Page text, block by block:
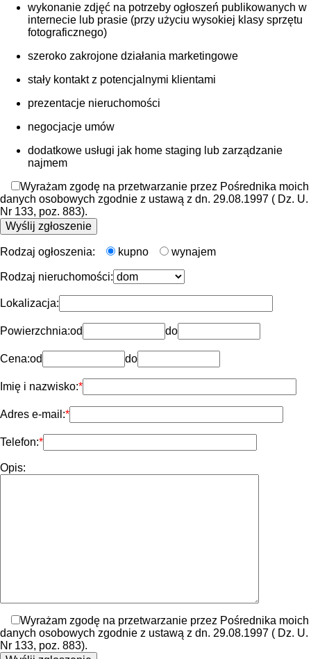
wykonanie zdjęć na potrzeby ogłoszeń publikowanych w
internecie lub prasie (przy użyciu wysokiej klasy sprzętu
fotograficznego)
szeroko zakrojone działania marketingowe
stały kontakt z potencjalnymi klientami
prezentacje nieruchomości
negocjacje umów
dodatkowe usługi jak home staging lub zarządzanie
najmem
Wyrażam zgodę na przetwarzanie przez Pośrednika moich
danych osobowych zgodnie z ustawą z dn. 29.08.1997 ( Dz. U.
Nr 133, poz. 883).
Rodzaj ogłoszenia: kupno wynajem
Rodzaj nieruchomości:
Lokalizacja:
Powierzchnia:od do
Cena:od do
Imię i nazwisko:
Adres e-mail:
Telefon:
Opis:
Wyrażam zgodę na przetwarzanie przez Pośrednika moich
danych osobowych zgodnie z ustawą z dn. 29.08.1997 ( Dz. U.
Nr 133, poz. 883).